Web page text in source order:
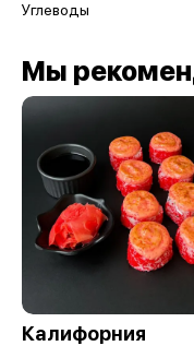
Углеводы
Мы
Калифорния